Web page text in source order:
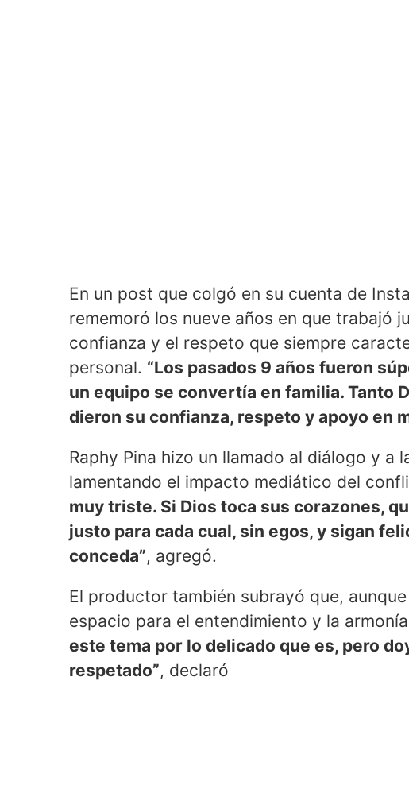
En un post que colgó en su cuenta de
rememoró los nueve años en que trabajó
confianza y el respeto que siempre
personal. “Los pasados 9 años fueron
un equipo se convertía en familia. Tanto
dieron su confianza, respeto y apoyo en
Raphy Pina hizo un llamado al diálogo y a
lamentando el impacto mediático del
muy triste. Si Dios toca sus corazones,
justo para cada cual, sin egos, y sigan
conceda”, agregó.
El productor también subrayó que,
espacio para el entendimiento y la
este tema por lo delicado que es, pero
respetado”, declaró